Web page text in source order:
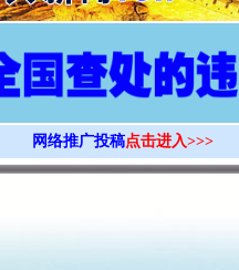
网络推广投稿点击进入>>>